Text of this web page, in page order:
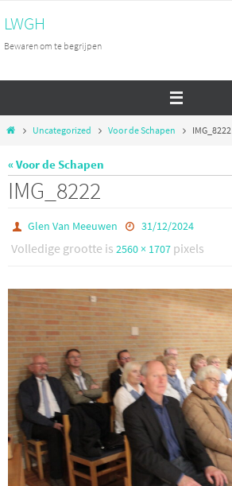
naar
de
LWGH
Bewaren om te begrijpen
HomeUncategorized Voor de Schapen IMG_8222
« Voor de Schapen
IMG_8222
Glen Van Meeuwen 31/12/2024
Volledige grootte is 2560 × 1707 pixels